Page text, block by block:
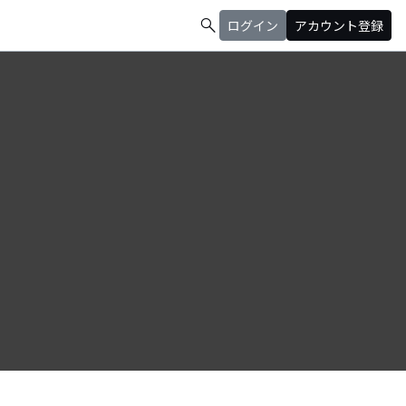
search ログイン アカウント登録